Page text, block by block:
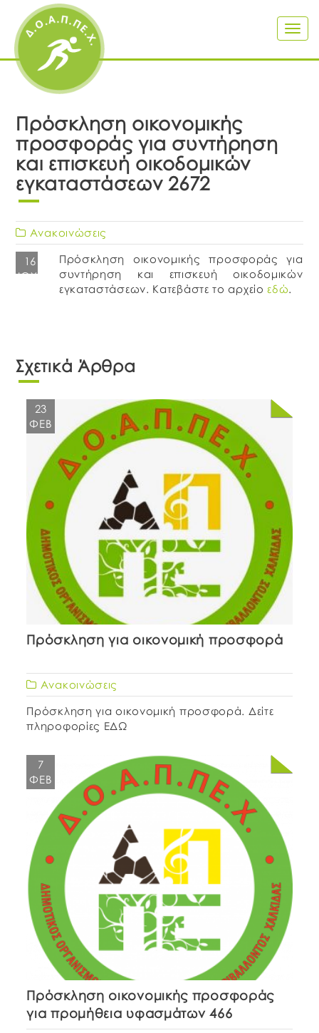
Πρόσκληση οικονομικής
προσφοράς για συντήρηση
και επισκευή οικοδομικών
εγκαταστάσεων 2672
Ανακοινώσεις
16
ΙΟΎΛ
Πρόσκληση οικονομικής προσφοράς για
συντήρηση και επισκευή οικοδομικών
εγκαταστάσεων. Κατεβάστε το αρχείοεδώ.
Σχετικά Άρθρα
23
ΦΕΒ
Πρόσκληση για οικονομική προσφορά
Ανακοινώσεις
Πρόσκληση για οικονομική προσφορά. Δείτε
πληροφορίες ΕΔΩ
7
ΦΕΒ
Πρόσκληση οικονομικής προσφοράς
για προμήθεια υφασμάτων 466